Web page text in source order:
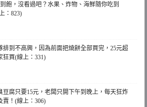
飽，沒看過吧？水果、炸物、海鮮隨你吃到
：823)
排到不高興，因為前面把燒餅全部買完，25元超
狂買(線上：331)
豆腐只要15元，老闆只開下午到晚上，每天狂炸
賣！(線上：306)